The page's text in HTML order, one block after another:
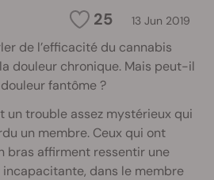
25 13 Jun 2019
de l’efficacité du cannabis
douleur chronique. Mais peut-il
fantôme ?
un trouble assez mystérieux qui
un membre. Ceux qui ont
bras affirment ressentir une
dans le membre